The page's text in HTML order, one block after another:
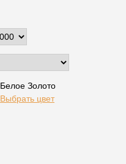
Белое Золото
Выбрать цвет